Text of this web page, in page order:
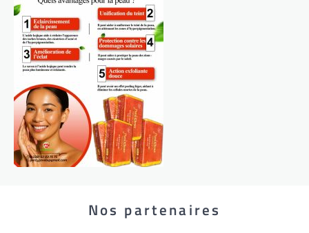
Nos partenaires